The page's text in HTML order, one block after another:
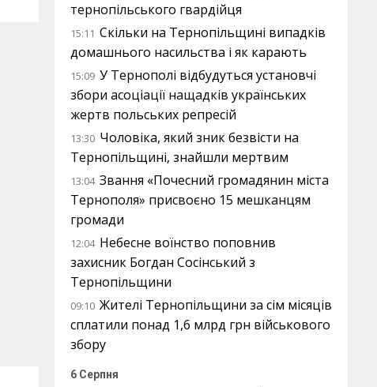
тернопільського гвардійця
15:11 Скільки на Тернопільщині випадків
домашнього насильства і як карають
15:09 У Тернополі відбудуться установчі
збори асоціації нащадків українських
жертв польських репресій
13:30 Чоловіка, який зник безвісти на
Тернопільщині, знайшли мертвим
13:04 Звання «Почесний громадянин міста
Тернополя» присвоєно 15 мешканцям
громади
12:04 Небесне воїнство поповнив
захисник Богдан Сосінський з
Тернопільщини
09:10 Жителі Тернопільщини за сім місяців
сплатили понад 1,6 млрд грн військового
збору
6 Серпня